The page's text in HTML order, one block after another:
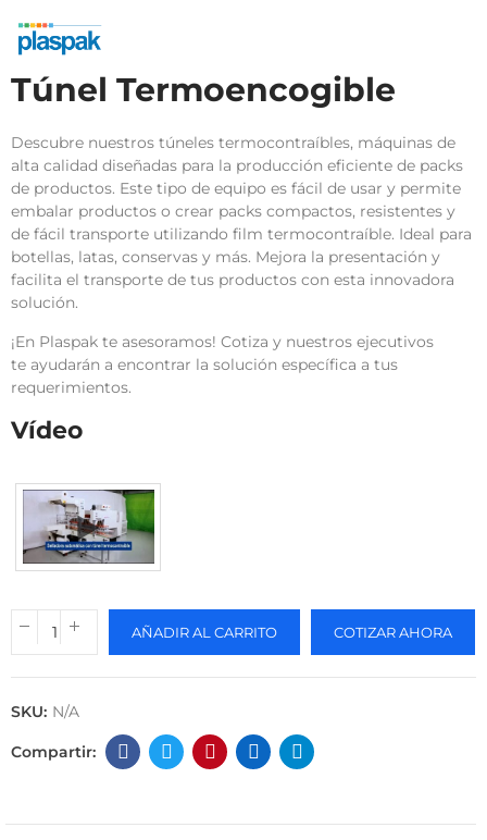
Túnel Termoencogible
Descubre nuestros túneles termocontraíbles, máquinas de
alta calidad diseñadas para la producción eficiente de packs
de productos. Este tipo de equipo es fácil de usar y permite
embalar productos o crear packs compactos, resistentes y
de fácil transporte utilizando film termocontraíble. Ideal para
botellas, latas, conservas y más. Mejora la presentación y
facilita el transporte de tus productos con esta innovadora
solución.
¡En Plaspak te asesoramos! Cotiza y nuestros ejecutivos
te ayudarán a encontrar la solución específica a tus
requerimientos.
Vídeo
AÑADIR AL CARRITO COTIZAR AHORA
SKU: N/A